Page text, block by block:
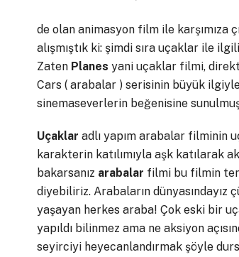
de olan animasyon film ile karşımıza
alışmıştık ki: şimdi sıra uçaklar ile
Zaten Planes yani uçaklar filmi,
Cars ( arabalar ) serisinin büyük
sinemaseverlerin beğenisine
Uçaklar adlı yapım arabalar filminin
karakterin katılımıyla aşk katılarak
bakarsanız arabalar filmi bu filmin
diyebiliriz. Arabaların dünyasındayız
yaşayan herkes araba! Çok eski bir
yapıldı bilinmez ama ne aksiyon
seyirciyi heyecanlandırmak şöyle